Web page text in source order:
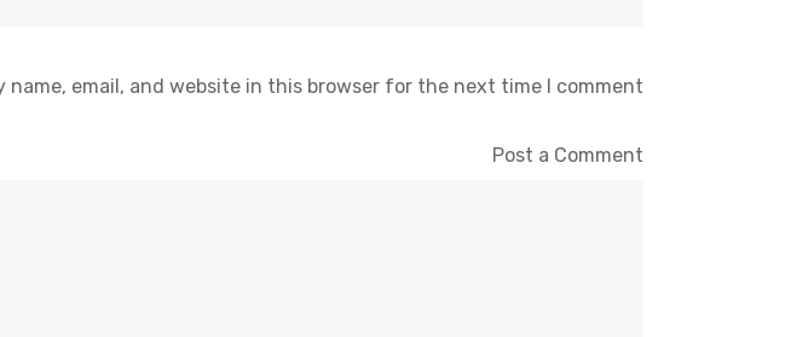
name, email, and website in this browser for the next time I comment.
Post a Comment